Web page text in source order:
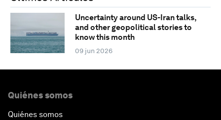
Uncertainty around US-Iran talks,
and other geopolitical stories to
know this month
09 jun 2026
Quiénes somos
Quiénes somos